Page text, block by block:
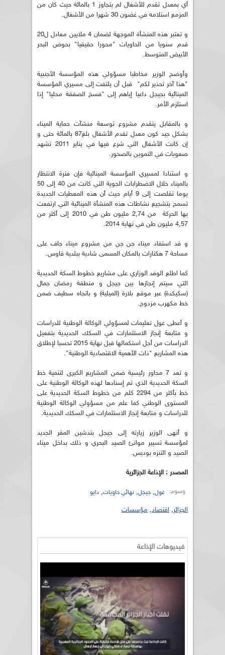
أي بمعدل تقدم للأشغال لم يتجاوز 1 بالمائة حيث كان من
المزمع استلامه في غضون 30 شهرا من الأشغال.
و تعتبر هذه المنشأة الموجهة لضمان 4 ملايين معادل ل20
قدم سنويا من الحاويات "محورا حقيقيا" بحوض البحر
الأبيض المتوسط.
وأوضح الوزير مخاطبا مسؤولي هذه المؤسسة الأجنبية
"هذا آخر تحذير لكم" قبل أن يلتفت إلى مسيري المؤسسة
المينائية بجيجل داعيا إياهم إلى "فسخ الصفقة محليا" إذا
استلزم الأمر.
و بالمقابل يتقدم مشروع توسعة منشآت حماية الميناء
بشكل جيد كون معدل تقدم الأشغال بلغ87 بالمائة حتى و
إن كانت الأشغال التي شرع فيها في يناير 2011 تشهد
صعوبات في التموين بالصخور.
و استنادا لمسيري المؤسسة المينائية فإن فترة الانتظار
بالميناء خلال الاضطرابات الجوية التي كانت من 40 إلى 50
يوما تقلصت إلى 9 أيام حيث أن هذه المعطيات الجديدة
تسمح بتشجيع نشاطات هذه المنشأة المينائية التي ارتفعت
بها الحركة من 2,74 مليون طن في 2010 إلى أكثر من
4,57 مليون طن في نهاية 2014.
و قد استفاد ميناء جن جن من مشروع ميناء جاف على
مساحة 7 هكتارات بالمكان المسمى شادية ببلدية قاوس.
كما اطلع الوفد الوزاري على مشاريع خطوط السكة الحديدية
التي سيتم إنجازها بين جيجل و منطقة رمضان جمال
(سكيكدة) عبر موقع بلارة (الميلية) و باتجاه سطيف ضمن
خط مكهرب مزدوج.
و أعطى غول تعليمات لمسؤولي الوكالة الوطنية للدراسات
و متابعة إنجاز الاستثمارات في السكك الحديدية بتفعيل
الدراسات من أجل استكمالها قبل نهاية 2015 تحسبا لإطلاق
هذه المشاريع "ذات الأهمية الاقتصادية الوطنية".
و تعد 7 محاور رئيسية ضمن المشاريع الكبرى لتنمية خط
السكة الحديدية الذي تم إسنادها لهذه الوكالة الوطنية على
خط بأكثر من 2294 كلم من خطوط السكة الحديدية على
المستوى الوطني كما علم من مسؤولي الوكالة الوطنية
للدراسات و متابعة إنجاز الاستثمارات في السكك الحديدية.
و أنهى الوزير زيارته إلى جيجل بتدشين المقر الجديد
لمؤسسة تسيير موانئ الصيد البحري و ذلك بداخل ميناء
الصيد و التنزه بوديس.
المصدر : الإذاعة الجزائرية
وسوم: غول, جيجل, نهائي حاويات, دايو
الجزائر, اقتصاد, مؤسسات
فيديوهات الإذاعة